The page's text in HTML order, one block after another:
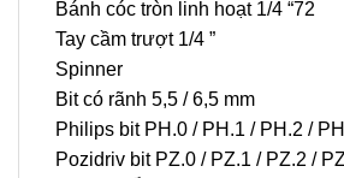
Bánh cóc tròn linh hoạt 1/4 “72
Tay cầm trượt 1/4 ”
Spinner
Bit có rãnh 5,5 / 6,5 mm
Philips bit PH.0 / PH.1 / PH.2 /
Pozidriv bit PZ.0 / PZ.1 / PZ.2 /